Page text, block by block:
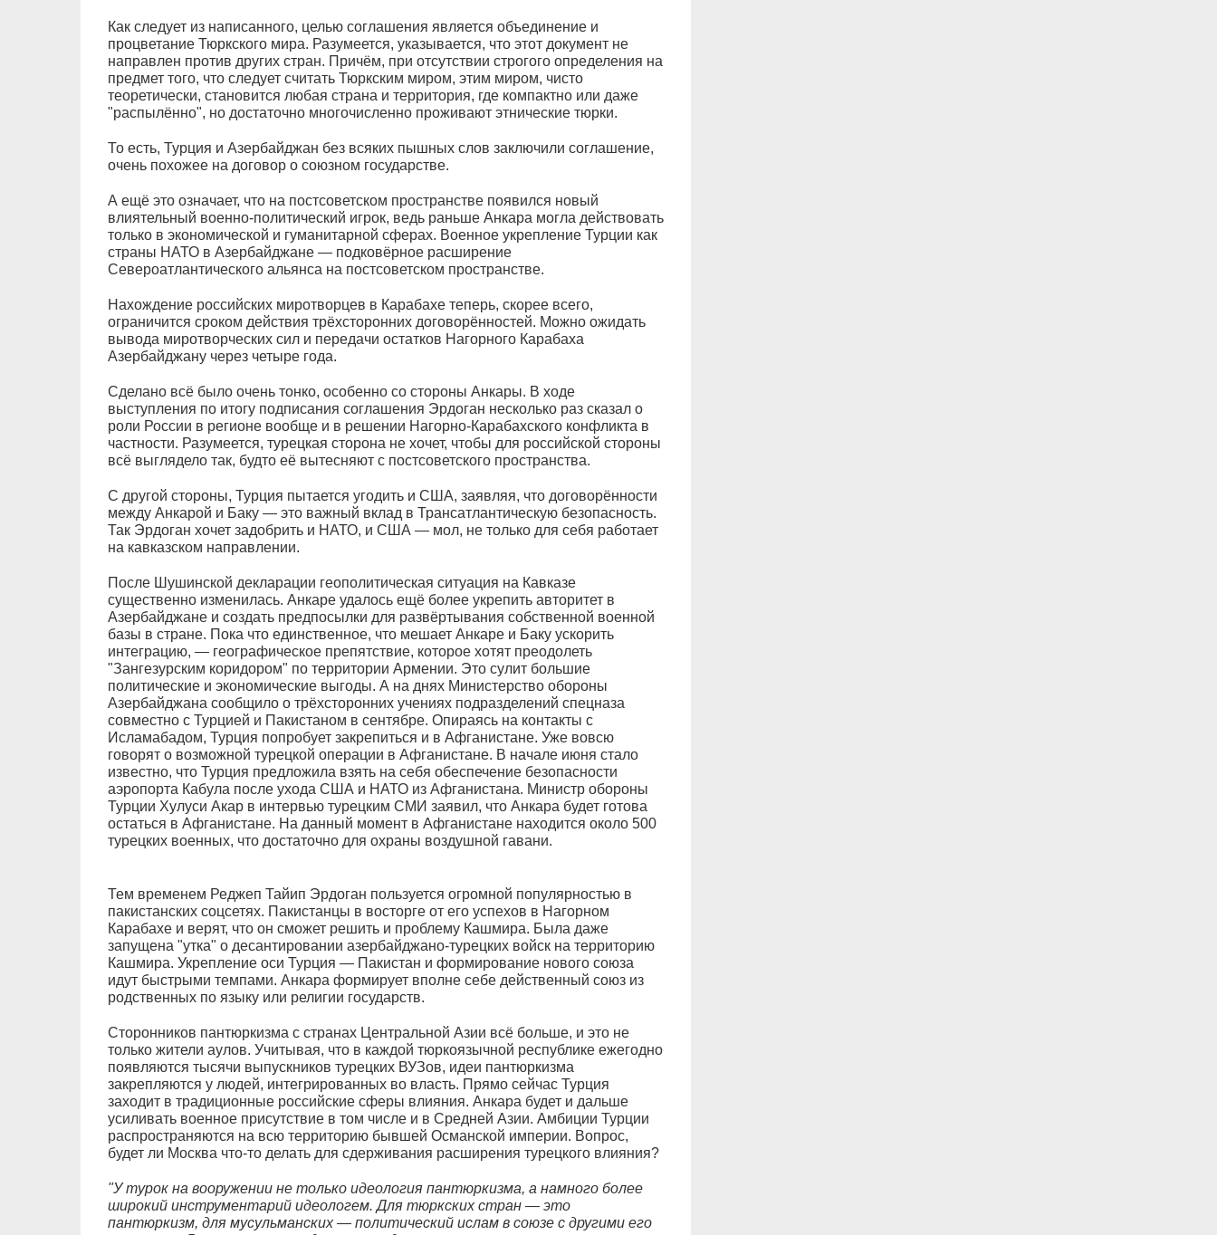
Как следует из написанного, целью соглашения является объединение и
процветание Тюркского мира. Разумеется, указывается, что этот документ не
направлен против других стран. Причём, при отсутствии строгого определения на
предмет того, что следует считать Тюркским миром, этим миром, чисто
теоретически, становится любая страна и территория, где компактно или даже
"распылённо", но достаточно многочисленно проживают этнические тюрки.
То есть, Турция и Азербайджан без всяких пышных слов заключили соглашение,
очень похожее на договор о союзном государстве.
А ещё это означает, что на постсоветском пространстве появился новый
влиятельный военно-политический игрок, ведь раньше Анкара могла действовать
только в экономической и гуманитарной сферах. Военное укрепление Турции как
страны НАТО в Азербайджане — подковёрное расширение
Североатлантического альянса на постсоветском пространстве.
Нахождение российских миротворцев в Карабахе теперь, скорее всего,
ограничится сроком действия трёхсторонних договорённостей. Можно ожидать
вывода миротворческих сил и передачи остатков Нагорного Карабаха
Азербайджану через четыре года.
Сделано всё было очень тонко, особенно со стороны Анкары. В ходе
выступления по итогу подписания соглашения Эрдоган несколько раз сказал о
роли России в регионе вообще и в решении Нагорно-Карабахского конфликта в
частности. Разумеется, турецкая сторона не хочет, чтобы для российской стороны
всё выглядело так, будто её вытесняют с постсоветского пространства.
С другой стороны, Турция пытается угодить и США, заявляя, что договорённости
между Анкарой и Баку — это важный вклад в Трансатлантическую безопасность.
Так Эрдоган хочет задобрить и НАТО, и США — мол, не только для себя работает
на кавказском направлении.
После Шушинской декларации геополитическая ситуация на Кавказе
существенно изменилась. Анкаре удалось ещё более укрепить авторитет в
Азербайджане и создать предпосылки для развёртывания собственной военной
базы в стране. Пока что единственное, что мешает Анкаре и Баку ускорить
интеграцию, — географическое препятствие, которое хотят преодолеть
"Зангезурским коридором" по территории Армении. Это сулит большие
политические и экономические выгоды. А на днях Министерство обороны
Азербайджана сообщило о трёхсторонних учениях подразделений спецназа
совместно с Турцией и Пакистаном в сентябре. Опираясь на контакты с
Исламабадом, Турция попробует закрепиться и в Афганистане. Уже вовсю
говорят о возможной турецкой операции в Афганистане. В начале июня стало
известно, что Турция предложила взять на себя обеспечение безопасности
аэропорта Кабула после ухода США и НАТО из Афганистана. Министр обороны
Турции Хулуси Акар в интервью турецким СМИ заявил, что Анкара будет готова
остаться в Афганистане. На данный момент в Афганистане находится около 500
турецких военных, что достаточно для охраны воздушной гавани.
Тем временем Реджеп Тайип Эрдоган пользуется огромной популярностью в
пакистанских соцсетях. Пакистанцы в восторге от его успехов в Нагорном
Карабахе и верят, что он сможет решить и проблему Кашмира. Была даже
запущена "утка" о десантировании азербайджано-турецких войск на территорию
Кашмира. Укрепление оси Турция — Пакистан и формирование нового союза
идут быстрыми темпами. Анкара формирует вполне себе действенный союз из
родственных по языку или религии государств.
Сторонников пантюркизма с странах Центральной Азии всё больше, и это не
только жители аулов. Учитывая, что в каждой тюркоязычной республике ежегодно
появляются тысячи выпускников турецких ВУЗов, идеи пантюркизма
закрепляются у людей, интегрированных во власть. Прямо сейчас Турция
заходит в традиционные российские сферы влияния. Анкара будет и дальше
усиливать военное присутствие в том числе и в Средней Азии. Амбиции Турции
распространяются на всю территорию бывшей Османской империи. Вопрос,
будет ли Москва что-то делать для сдерживания расширения турецкого влияния?
"У турок на вооружении не только идеология пантюркизма, а намного более
широкий инструментарий идеологем. Для тюркских стран — это
пантюркизм, для мусульманских — политический ислам в союзе с другими его